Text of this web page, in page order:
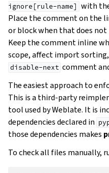
ignore[rule-name] with
Place the comment on the
or block when that does not
Keep the comment inline
scope, affect import
disable-next comment
The easiest approach to
This is a third-party
tool used by Weblate. It is
dependencies declared in
those dependencies makes
To check all files manually,